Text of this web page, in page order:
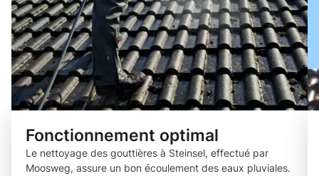
Fonctionnement optimal
Le nettoyage des gouttières à Steinsel, effectué par
Moosweg, assure un bon écoulement des eaux pluviales.